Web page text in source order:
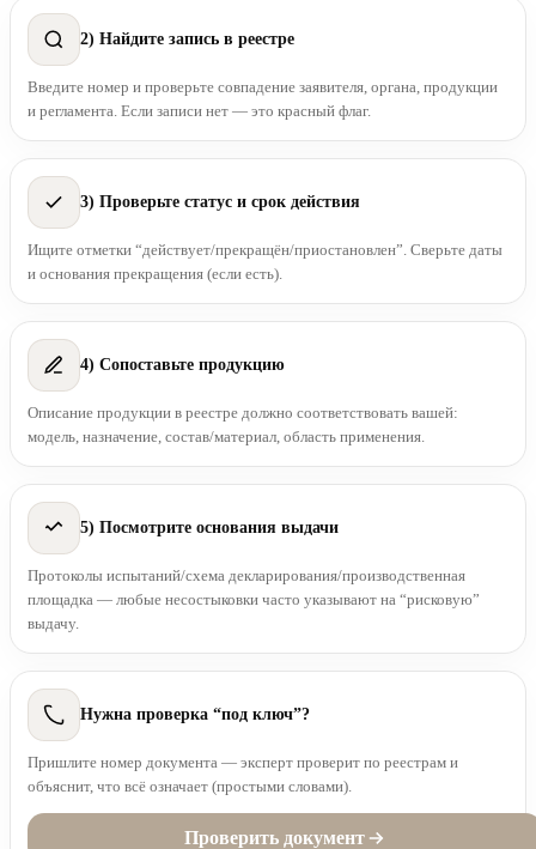
2) Найдите запись в реестре
Введите номер и проверьте совпадение заявителя, органа, продукции
и регламента. Если записи нет — это красный флаг.
3) Проверьте статус и срок действия
Ищите отметки “действует/прекращён/приостановлен”. Сверьте даты
и основания прекращения (если есть).
4) Сопоставьте продукцию
Описание продукции в реестре должно соответствовать вашей:
модель, назначение, состав/материал, область применения.
5) Посмотрите основания выдачи
Протоколы испытаний/схема декларирования/производственная
площадка — любые несостыковки часто указывают на “рисковую”
выдачу.
Нужна проверка “под ключ”?
Пришлите номер документа — эксперт проверит по реестрам и
объяснит, что всё означает (простыми словами).
Проверить документ